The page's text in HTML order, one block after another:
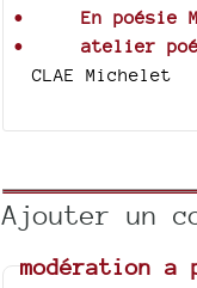
En poésie
atelier
CLAE Michelet
Ajouter un
modération